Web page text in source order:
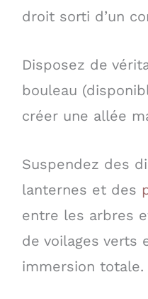
droit sorti d’un
Disposez de
bouleau
créer une allée
Suspendez des
lanternes et des
entre les arbres
de voilages verts
immersion totale.